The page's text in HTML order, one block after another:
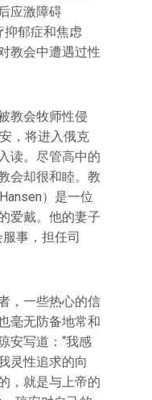
应激障碍
抑郁症和焦虑
教会中遭遇过性
教会牧师性侵
，将进入俄克
读。尽管高中的
会却很和睦。教
）是一位
爱戴。他的妻子
事，担任司
，一些热心的信
毫无防备地常和
安写道：“我感
灵性追求的向
，就是与上帝的